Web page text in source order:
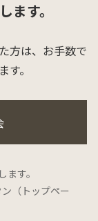
ます。
方は、 お手数で
。
す。
（トップペー